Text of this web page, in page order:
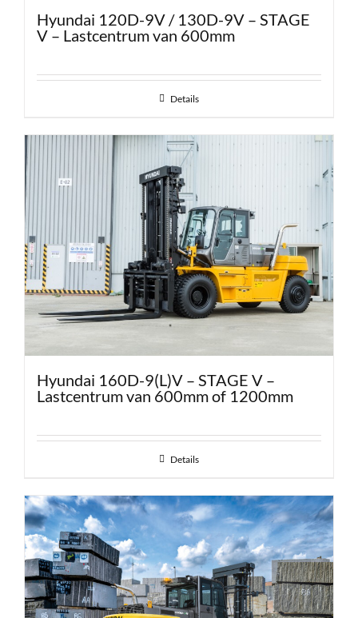
Hyundai 120D-9V / 130D-9V – STAGE
V – Lastcentrum van 600mm
Details
Hyundai 160D-9(L)V – STAGE V –
Lastcentrum van 600mm of 1200mm
Details